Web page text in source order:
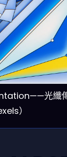
光纖
）